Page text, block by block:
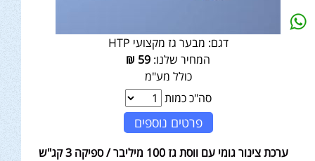
דגם: מבער גז מקצועי HTP
המחיר שלנו: 59
₪
כולל מע"מ
סה"כ כמות
פרטים נוספים
ערכת צינור גומי עם ווסת גז 100 מיליבר / ספיקה 3 קג"ש